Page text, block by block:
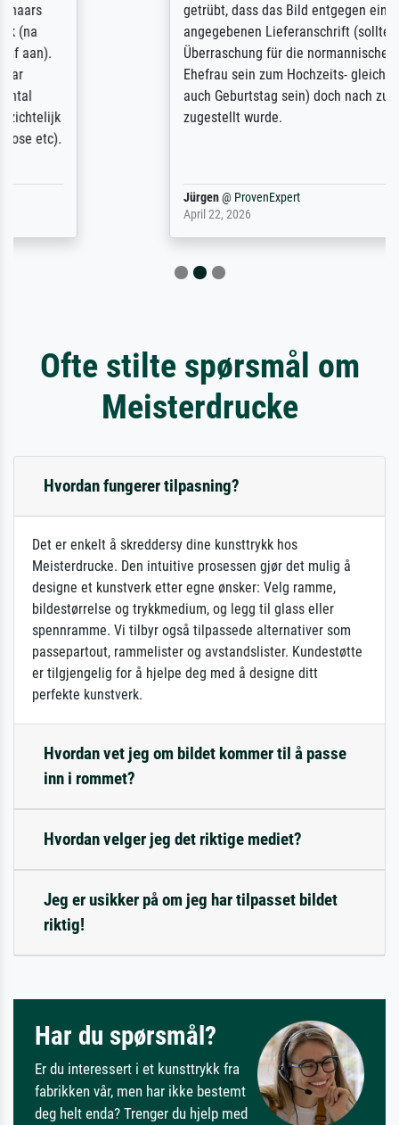
getrübt, dass das Bild entgegen einer
angegebenen Lieferanschrift (sollte eine
Überraschung für die normannische
Ehefrau sein zum Hochzeits- gleichzeitig
auch Geburtstag sein) doch nach zu Hause
ProvenExpert
Ofte stilte spørsmål om
Meisterdrucke
Hvordan fungerer tilpasning?
Det er enkelt å skreddersy dine kunsttrykk hos
Meisterdrucke. Den intuitive prosessen gjør det mulig å
designe et kunstverk etter egne ønsker: Velg ramme,
bildestørrelse og trykkmedium, og legg til glass eller
spennramme. Vi tilbyr også tilpassede alternativer som
passepartout, rammelister og avstandslister. Kundestøtte
er tilgjengelig for å hjelpe deg med å designe ditt
perfekte kunstverk.
Hvordan vet jeg om bildet kommer til å passe
inn i rommet?
Hvordan velger jeg det riktige mediet?
Jeg er usikker på om jeg har tilpasset bildet
riktig!
Har du spørsmål?
Er du interessert i et kunsttrykk fra
fabrikken vår, men har ikke bestemt
deg helt enda? Trenger du hjelp med